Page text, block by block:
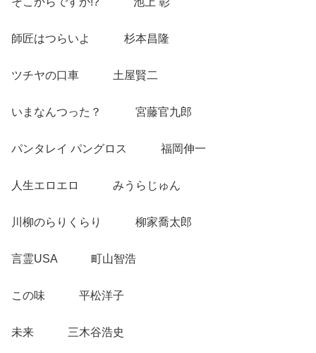
師匠はつらいよ 杉本昌隆
ツチヤの口車 土屋賢二
いまなんつった？ 宮藤官九郎
パンタレイ パングロス 福岡伸一
人生エロエロ みうらじゅん
川柳のらりくらり 柳家喬太郎
言霊USA 町山智浩
この味 平松洋子
未来 三木谷浩史